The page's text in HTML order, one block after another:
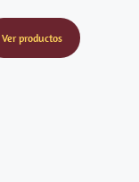
Ver productos